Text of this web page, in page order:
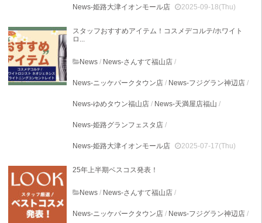
News-姫路大津イオンモール店 2025-09-18(Thu)
スタッフおすすめアイテム！コスメデコルテ/ホワイト
ロ...
News / News-さんすて福山店 /
News-ニッケパークタウン店 / News-フジグラン神辺店 /
News-ゆめタウン福山店 / News-天満屋店福山 /
News-姫路グランフェスタ店 /
News-姫路大津イオンモール店 2025-07-17(Thu)
25年上半期ベスコス発表！
News / News-さんすて福山店 /
News-ニッケパークタウン店 / News-フジグラン神辺店 /